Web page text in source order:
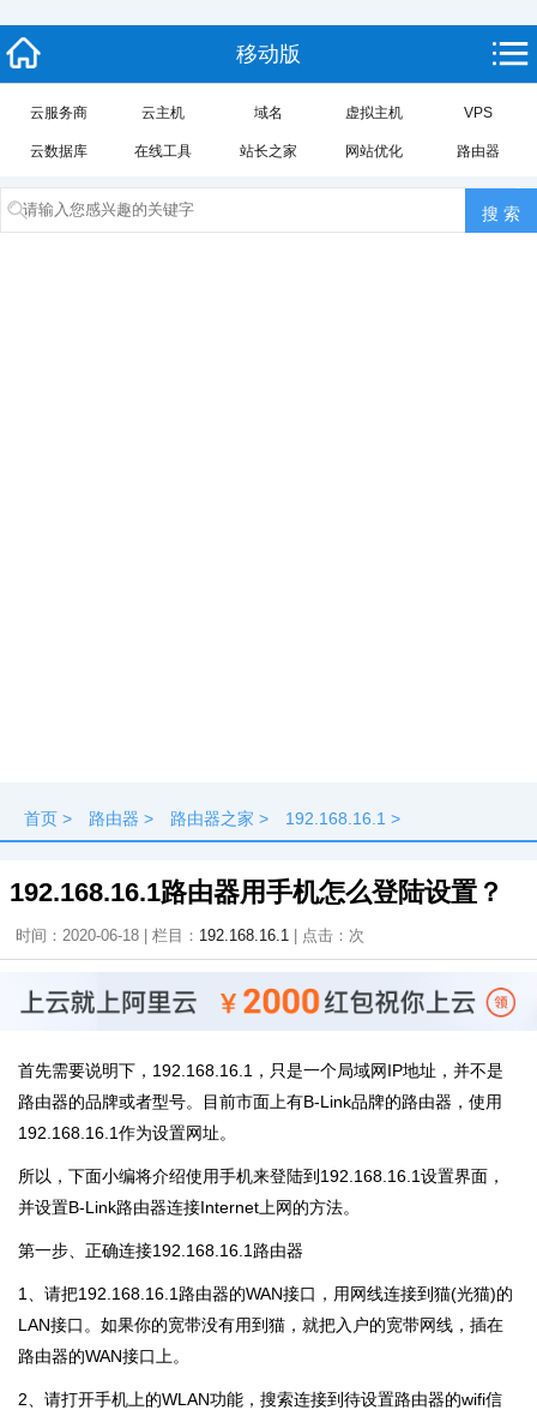
移动版
云服务商 云主机 域名 虚拟主机 VPS
云数据库 在线工具 站长之家 网站优化 路由器
首页 > 路由器 > 路由器之家 > 192.168.16.1 >
192.168.16.1路由器用手机怎么登陆设置？
时间：2020-06-18 | 栏目： 192.168.16.1 | 点击： 次
首先需要说明下，192.168.16.1，只是一个局域网IP地址，并不是
路由器的品牌或者型号。目前市面上有B-Link品牌的路由器，使用
192.168.16.1作为设置网址。
所以，下面小编将介绍使用手机来登陆到192.168.16.1设置界面，
并设置B-Link路由器连接Internet上网的方法。
第一步、正确连接192.168.16.1路由器
1、请把192.168.16.1路由器的WAN接口，用网线连接到猫(光猫)的
LAN接口。如果你的宽带没有用到猫，就把入户的宽带网线，插在
路由器的WAN接口上。
2、请打开手机上的WLAN功能，搜索连接到待设置路由器的wifi信